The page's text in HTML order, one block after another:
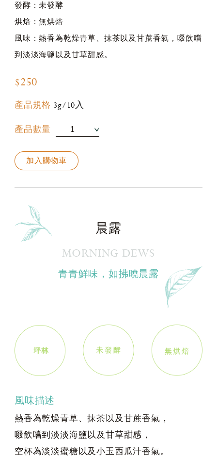
發酵：未發酵
烘焙：無烘焙
風味：熱香為乾燥青草、抹茶以及甘蔗香氣，啜飲嚐
到淡淡海鹽以及甘草甜感。
$250
產品規格 3g/10入
產品數量
加入購物車
晨露
MORNING DEWS
青青鮮味，如拂曉晨露
風味描述
熱香為乾燥青草、抹茶以及甘蔗香氣，
啜飲嚐到淡淡海鹽以及甘草甜感，
空杯為淡淡蜜糖以及小玉西瓜汁香氣。